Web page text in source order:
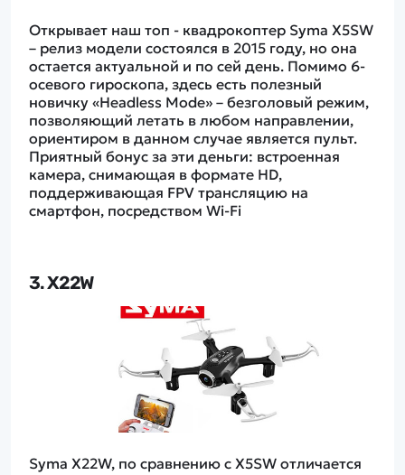
Открывает наш топ - квадрокоптер Syma X5SW
– релиз модели состоялся в 2015 году, но она
остается актуальной и по сей день. Помимо 6-
осевого гироскопа, здесь есть полезный
новичку «Headless Mode» – безголовый режим,
позволяющий летать в любом направлении,
ориентиром в данном случае является пульт.
Приятный бонус за эти деньги: встроенная
камера, снимающая в формате HD,
поддерживающая FPV трансляцию на
смартфон, посредством Wi-Fi
3. X22W
Syma X22W, по сравнению с X5SW отличается